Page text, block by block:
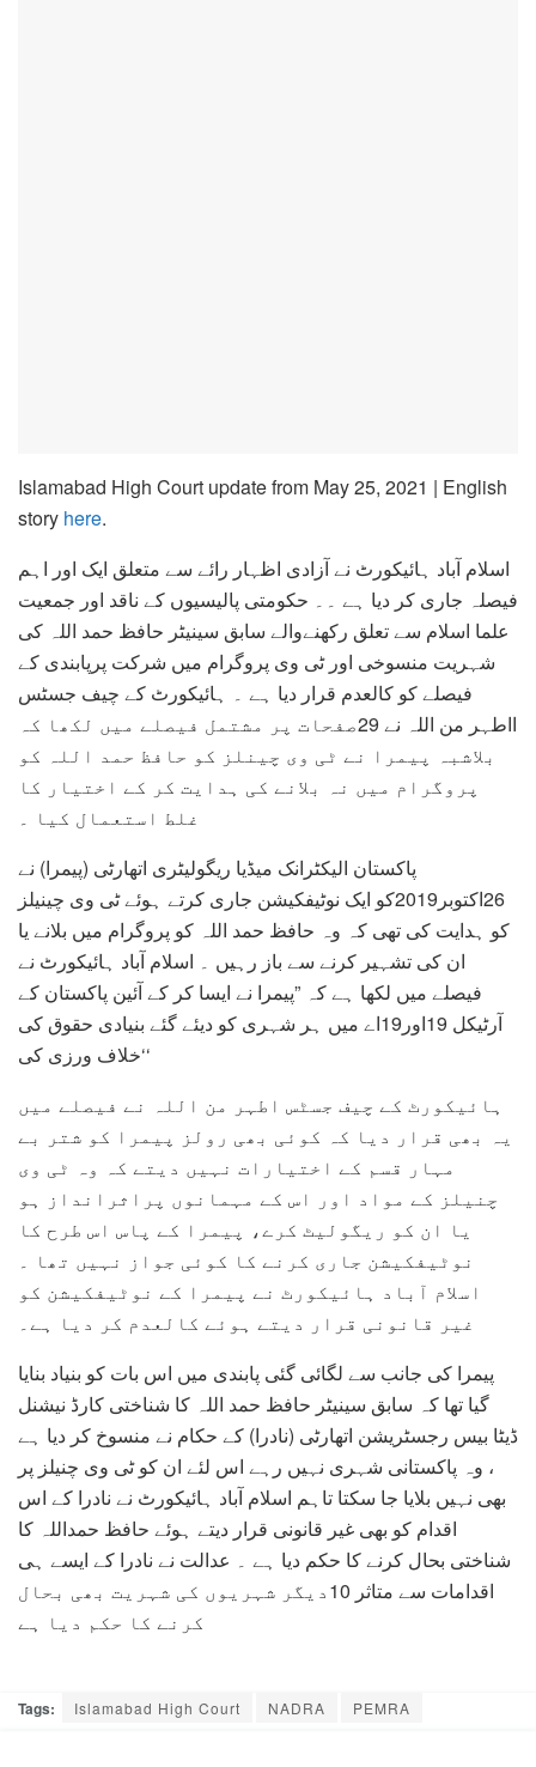
Islamabad High Court update from May 25, 2021 | English
story here.
اسلام آباد ہائیکورٹ نے آزادی اظہار رائے سے متعلق ایک اور اہم
فیصلہ جاری کر دیا ہے ۔۔ حکومتی پالیسیوں کے ناقد اور جمعیت
علما اسلام سے تعلق رکھنےوالے سابق سینیٹر حافظ حمد اللہ کی
شہریت منسوخی اور ٹی وی پروگرام میں شرکت پرپابندی کے
فیصلے کو کالعدم قرار دیا ہے ۔ ہائیکورٹ کے چیف جسٹس
ااطہر من اللہ نے 29صفحات پر مشتمل فیصلے میں لکھا کہ
بلاشبہ پیمرا نے ٹی وی چینلز کو حافظ حمد اللہ کو
پروگرام میں نہ بلانے کی ہدایت کر کے اختیار کا
غلط استعمال کیا ۔
پاکستان الیکٹرانک میڈیا ریگولیٹری اتھارٹی (پیمرا) نے
26اکتوبر2019کو ایک نوٹیفکیشن جاری کرتے ہوئے ٹی وی چینیلز
کو ہدایت کی تھی کہ وہ حافظ حمد اللہ کو پروگرام میں بلانے یا
ان کی تشہیر کرنے سے باز رہیں ۔ اسلام آباد ہائیکورٹ نے
فیصلے میں لکھا ہے کہ ”پیمرا نے ایسا کر کے آئین پاکستان کے
آرٹیکل 19اور19اے میں ہر شہری کو دیئے گئے بنیادی حقوق کی
خلاف ورزی کی‘‘
ہائیکورٹ کے چیف جسٹس اطہر من اللہ نے فیصلے میں
یہ بھی قرار دیا کہ کوئی بھی رولز پیمرا کو شتر بے
مہار قسم کے اختیارات نہیں دیتے کہ وہ ٹی وی
چنیلز کے مواد اور اس کے مہمانوں پراثرانداز ہو
یا ان کو ریگولیٹ کرے، پیمرا کے پاس اس طرح کا
نوٹیفکیشن جاری کرنے کا کوئی جواز نہیں تھا ۔
اسلام آباد ہائیکورٹ نے پیمرا کے نوٹیفکیشن کو
غیر قانونی قرار دیتے ہوئے کالعدم کر دیا ہے۔
پیمرا کی جانب سے لگائی گئی پابندی میں اس بات کو بنیاد بنایا
گیا تھا کہ سابق سینیٹر حافظ حمد اللہ کا شناختی کارڈ نیشنل
ڈیٹا بیس رجسٹریشن اتھارٹی (نادرا) کے حکام نے منسوخ کر دیا ہے
، وہ پاکستانی شہری نہیں رہے اس لئے ان کو ٹی وی چنیلز پر
بھی نہیں بلایا جا سکتا تاہم اسلام آباد ہائیکورٹ نے نادرا کے اس
اقدام کو بھی غیر قانونی قرار دیتے ہوئے حافظ حمداللہ کا
شناختی بحال کرنے کا حکم دیا ہے ۔ عدالت نے نادرا کے ایسے ہی
اقدامات سے متاثر 10دیگر شہریوں کی شہریت بھی بحال
کرنے کا حکم دیا ہے
Tags: Islamabad High Court NADRA PEMRA